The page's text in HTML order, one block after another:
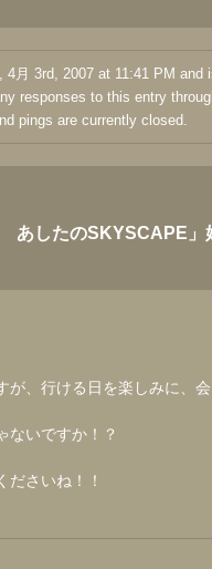
月 3rd, 2007 at 11:41 PM and
responses to this entry
pings are currently closed.
あしたのSKYSCAPE」
が、行ける日を楽しみに、
ないですか！？
ださいね！！